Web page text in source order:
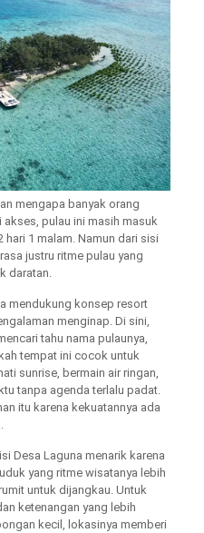
mengapa banyak orang
akses, pulau ini masih masuk
1 malam. Namun dari sisi
justru ritme pulau yang
daratan.
mendukung konsep resort
menginap. Di sini,
tahu nama pulaunya,
tempat ini cocok untuk
sunrise, bermain air ringan,
tanpa agenda terlalu padat.
itu karena kekuatannya ada
Desa Laguna menarik karena
yang ritme wisatanya lebih
untuk dijangkau. Untuk
ketenangan yang lebih
kecil, lokasinya memberi